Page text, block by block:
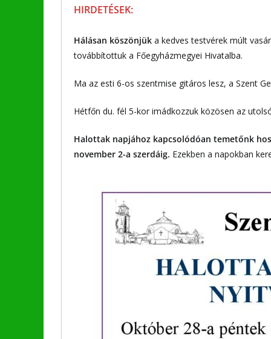
HIRDETÉSEK:
Hálásan köszönjük a kedves testvérek múlt
továbbítottuk a Főegyházmegyei Hivatalba.
Ma az esti 6-os szentmise gitáros lesz, a Szent
Hétfőn du. fél 5-kor imádkozzuk közösen az
Halottak napjához kapcsolódóan temetőnk
november 2-a szerdáig. Ezekben a napokban